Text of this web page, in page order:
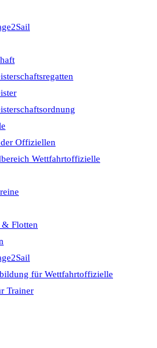
Offiziellen
Wettfahrtoffizielle
& Flotten
für Wettfahrtoffizielle
Trainer